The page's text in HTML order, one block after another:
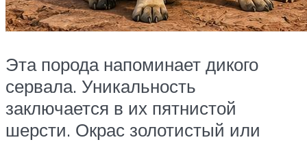
Эта порода напоминает дикого
сервала. Уникальность
заключается в их пятнистой
шерсти. Окрас золотистый или